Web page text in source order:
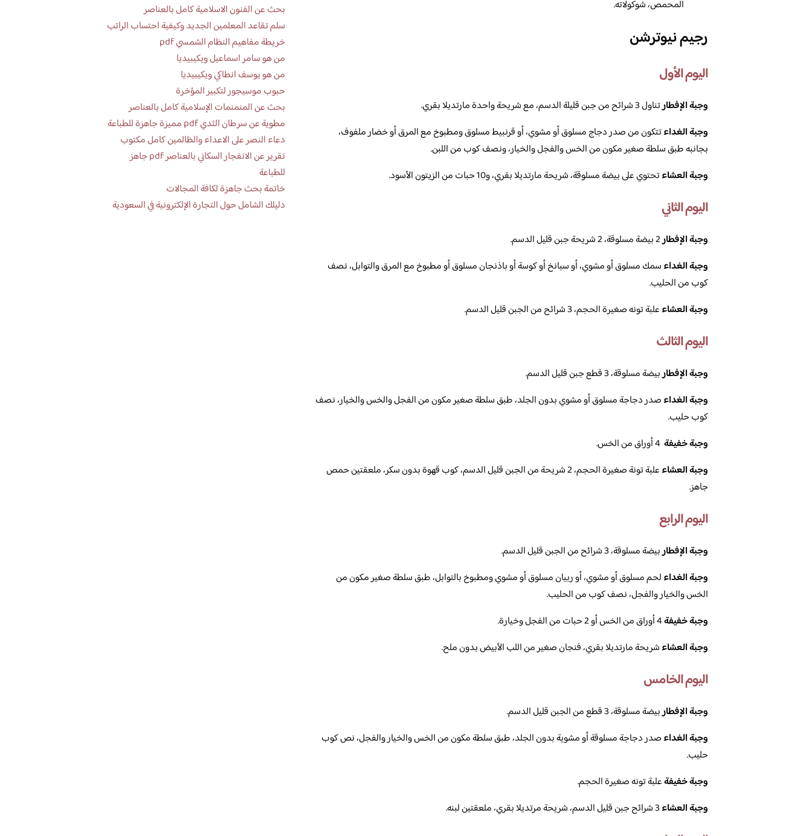
المحمص، شوكولاته.
رجيم نيوترشن
اليوم الأول
وجبة الإفطارتناول 3 شرائح من جبن قليلة الدسم، مع شريحة واحدة مارتديلا بقري.
وجبة الغداءتتكون من صدر دجاج مسلوق أو مشوي، أو قرنبيط مسلوق ومطبوخ مع المرق أو خضار ملفوف،
بجانبه طبق سلطة صغير مكون من الخس والفجل والخيار، ونصف كوب من اللبن.
وجبة العشاءتحتوي على بيضة مسلوقة، شريحة مارتديلا بقري، و10 حبات من الزيتون الأسود.
اليوم الثاني
وجبة الإفطار2 بيضة مسلوقة، 2 شريحة جبن قليل الدسم.
وجبة الغداءسمك مسلوق أو مشوي، أو سبانخ أو كوسة أو باذنجان مسلوق أو مطبوخ مع المرق والتوابل، نصف
كوب من الحليب.
وجبة العشاءعلبة تونه صغيرة الحجم، 3 شرائح من الجبن قليل الدسم.
اليوم الثالث
وجبة الإفطاربيضة مسلوقة، 3 قطع جبن قليل الدسم.
وجبة الغداءصدر دجاجة مسلوق أو مشوي بدون الجلد، طبق سلطة صغير مكون من الفجل والخس والخيار، نصف
كوب حليب.
وجبة خفيفة
وجبة العشاء
علبة تونة صغيرة الحجم، 2 شريحة من الجبن قليل الدسم، كوب قهوة بدون سكر، ملعقتين حمص
جاهز.
اليوم الرابع
وجبة الإفطاربيضة مسلوقة، 3 شرائح من الجبن قليل الدسم.
وجبة الغداءلحم مسلوق أو مشوي، أو ربيان مسلوق أو مشوي ومطبوخ بالتوابل، طبق سلطة صغير مكون من
الخس والخيار والفجل، نصف كوب من الحليب.
وجبة خفيفة
وجبة العشاءشريحة مارتديلا بقري، فنجان صغير من اللب الأبيض بدون ملح.
اليوم الخامس
وجبة الإفطاربيضة مسلوقة، 3 قطع من الجبن قليل الدسم.
وجبة الغداءصدر دجاجة مسلوقة أو مشوية بدون الجلد، طبق سلطة مكون من الخس والخيار والفجل، نص كوب
حليب.
وجبة خفيفةعلبة تونه صغيرة الحجم.
وجبة العشاء
بحث عن الفنون الاسلامية كامل بالعناصر
سلم تقاعد المعلمين الجديد وكيفية احتساب الراتب
خريطة مفاهيم النظام الشمسي pdf
من هو سامر اسماعيل ويكيبيديا
من هو يوسف انطاكي ويكيبيديا
حبوب موسيجور لتكبير المؤخرة
بحث عن المنمنمات الإسلامية كامل بالعناصر
مطوية عن سرطان الثدي pdf مميزة جاهزة للطباعة
دعاء النصر على الاعداء والظالمين كامل مكتوب
تقرير عن الانفجار السكاني بالعناصر pdf جاهز
للطباعة
خاتمة بحث جاهزة لكافة المجالات
دليلك الشامل حول التجارة الإلكترونية في السعودية